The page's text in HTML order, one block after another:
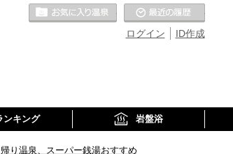
ID作成
ログイン
お気に入りの温泉
ンキング 岩盤浴
り温泉、スーパー銭湯おすすめ